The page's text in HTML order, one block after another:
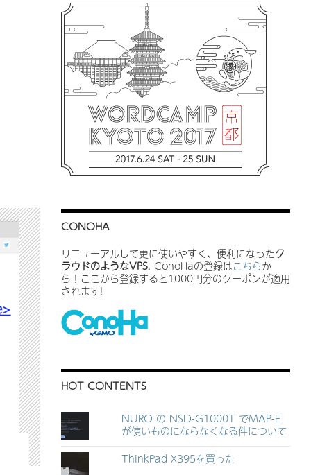
CONOHA
リニューアルして更に使いやすく、便利になったク
ラウドのようなVPS, ConoHaの登録はこちらか
ら！ここから登録すると1000円分のクーポンが適用
されます!
HOT CONTENTS
NURO の NSD-G1000T でMAP-E
が使いものにならなくなる件について
ThinkPad X395を買った